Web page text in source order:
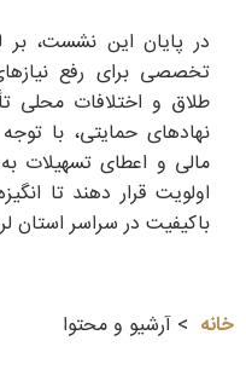
در پایان این نشست، بر
تخصصی برای رفع
طلاق و اختلافات محلی
نهادهای حمایتی، با
مالی و اعطای تسهیلات
اولویت قرار دهند تا
باکیفیت در سراسر استان
خانه
آرشیو و محتوا